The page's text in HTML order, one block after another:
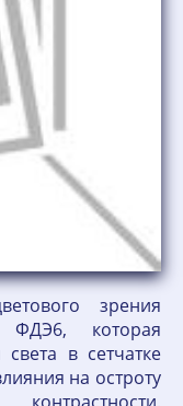
зрения
ФДЭ6, которая
в сетчатке
на остроту